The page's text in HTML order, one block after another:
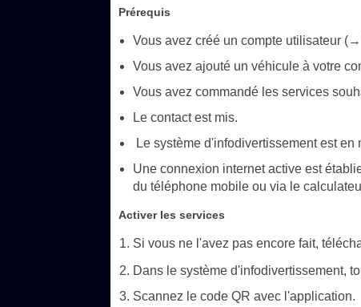
Prérequis
Vous avez créé un compte utilisateur
Vous avez ajouté un véhicule à votre
Vous avez commandé les services
Le contact est mis.
Le système d'infodivertissement est en
Une connexion internet active est
du téléphone mobile ou via le
Activer les services
Si vous ne l'avez pas encore fait,
Dans le système d'infodivertissement,
Scannez le code QR avec l'application.